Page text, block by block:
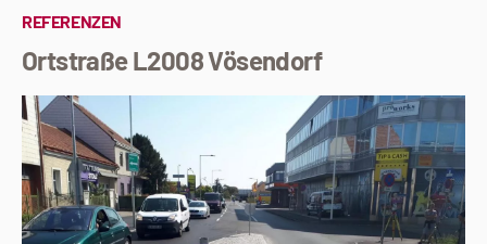
REFERENZEN
Ortstraße L2008 Vösendorf